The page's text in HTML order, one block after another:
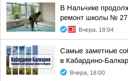
В Нальчике
ремонт школы № 27
Вчера, 18:04
Самые заметные
в Кабардино-
Вчера, 18:00